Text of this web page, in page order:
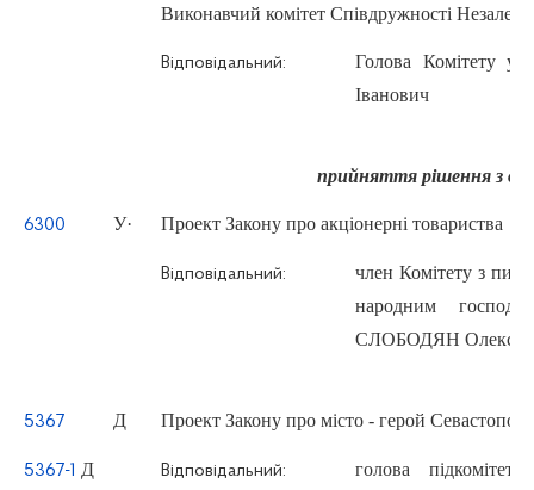
Виконавчий комітет Співдружності
Відповідальний:
Голова Комітету у
Іванович
прийняття рішення з
6300 У· Проект Закону про акціонерні товариства
Відповідальний:
член Комітету з
народним
СЛОБОДЯН
5367 Д Проект Закону про місто - герой Севастополь
5367-1 Д Відповідальний:
голова